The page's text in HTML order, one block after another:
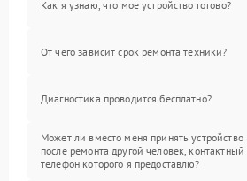
Как я узнаю, что мое устройство готово?
От чего зависит срок ремонта техники?
Диагностика проводится бесплатно?
Может ли вместо меня принять устройство
после ремонта другой человек, контактный
телефон которого я предоставлю?